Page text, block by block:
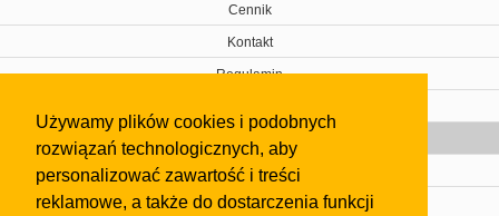
Używamy plików cookies i podobnych
rozwiązań technologicznych, aby
personalizować zawartość i treści
reklamowe, a także do dostarczenia funkcji
Cennik
Kontakt
Regulamin
Gazeta
Olkusz
Kontakt